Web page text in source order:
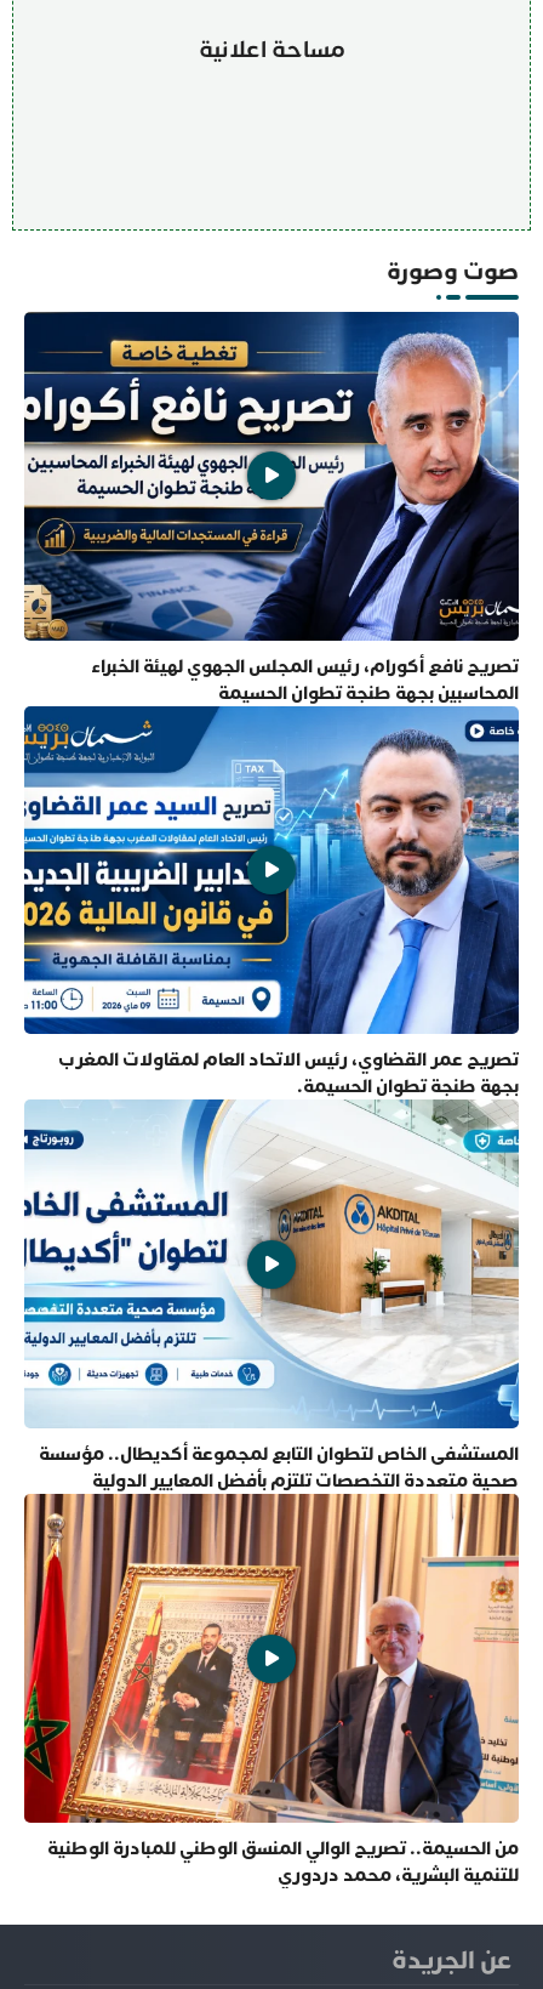
مساحة اعلانية
صوت وصورة
تصريح نافع أكورام، رئيس المجلس الجهوي لهيئة الخبراء
المحاسبين بجهة طنجة تطوان الحسيمة
تصريح عمر القضاوي، رئيس الاتحاد العام لمقاولات المغرب
بجهة طنجة تطوان الحسيمة.
المستشفى الخاص لتطوان التابع لمجموعة أكديطال.. مؤسسة
صحية متعددة التخصصات تلتزم بأفضل المعايير الدولية
من الحسيمة.. تصريح الوالي المنسق الوطني للمبادرة الوطنية
للتنمية البشرية، محمد دردوري
عن الجريدة